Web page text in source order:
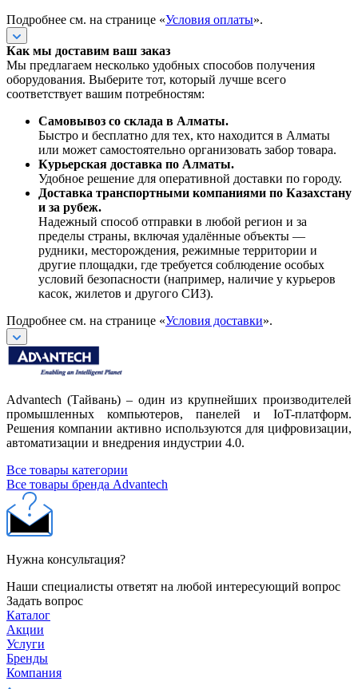
Подробнее см. на странице «Условия оплаты».
Как мы доставим ваш заказ
Мы предлагаем несколько удобных способов получения
оборудования. Выберите тот, который лучше всего
соответствует вашим потребностям:
Самовывоз со склада в Алматы.
Быстро и бесплатно для тех, кто находится в Алматы
или может самостоятельно организовать забор товара.
Курьерская доставка по Алматы.
Удобное решение для оперативной доставки по городу.
Доставка транспортными компаниями по Казахстану
и за рубеж.
Надежный способ отправки в любой регион и за
пределы страны, включая удалённые объекты —
рудники, месторождения, режимные территории и
другие площадки, где требуется соблюдение особых
условий безопасности (например, наличие у курьеров
касок, жилетов и другого СИЗ).
Подробнее см. на странице «Условия доставки».
Advantech (Тайвань) – один из крупнейших производителей
промышленных компьютеров, панелей и IoT-платформ.
Решения компании активно используются для цифровизации,
автоматизации и внедрения индустрии 4.0.
Все товары категории
Все товары бренда Advantech
Нужна консультация?
Наши специалисты ответят на любой интересующий вопрос
Задать вопрос
Каталог
Акции
Услуги
Бренды
Компания